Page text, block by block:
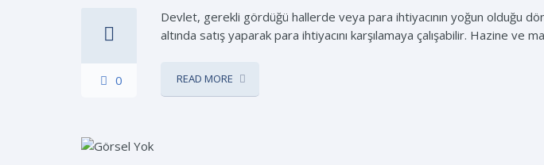
0
Devlet, gerekli gördüğü hallerde veya para ihtiyacının yoğun olduğu
altında satış yaparak para ihtiyacını karşılamaya çalışabilir. Hazine ve
READ MORE